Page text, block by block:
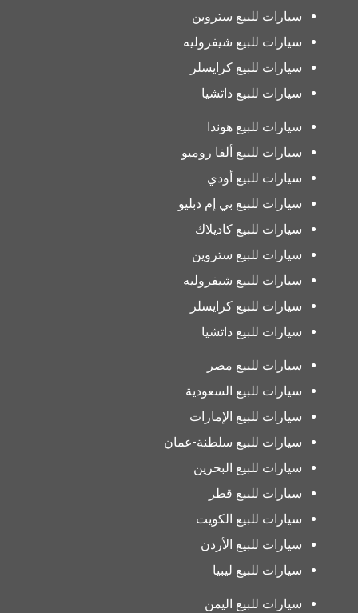
سيارات للبيع ستروين
سيارات للبيع شيفروليه
سيارات للبيع كرايسلر
سيارات للبيع داتشيا
سيارات للبيع هوندا
سيارات للبيع ألفا روميو
سيارات للبيع أودي
سيارات للبيع بي إم دبليو
سيارات للبيع كاديلاك
سيارات للبيع ستروين
سيارات للبيع شيفروليه
سيارات للبيع كرايسلر
سيارات للبيع داتشيا
سيارات للبيع مصر
سيارات للبيع السعودية
سيارات للبيع الإمارات
سيارات للبيع سلطنة-عمان
سيارات للبيع البحرين
سيارات للبيع قطر
سيارات للبيع الكويت
سيارات للبيع الأردن
سيارات للبيع ليبيا
سيارات للبيع اليمن